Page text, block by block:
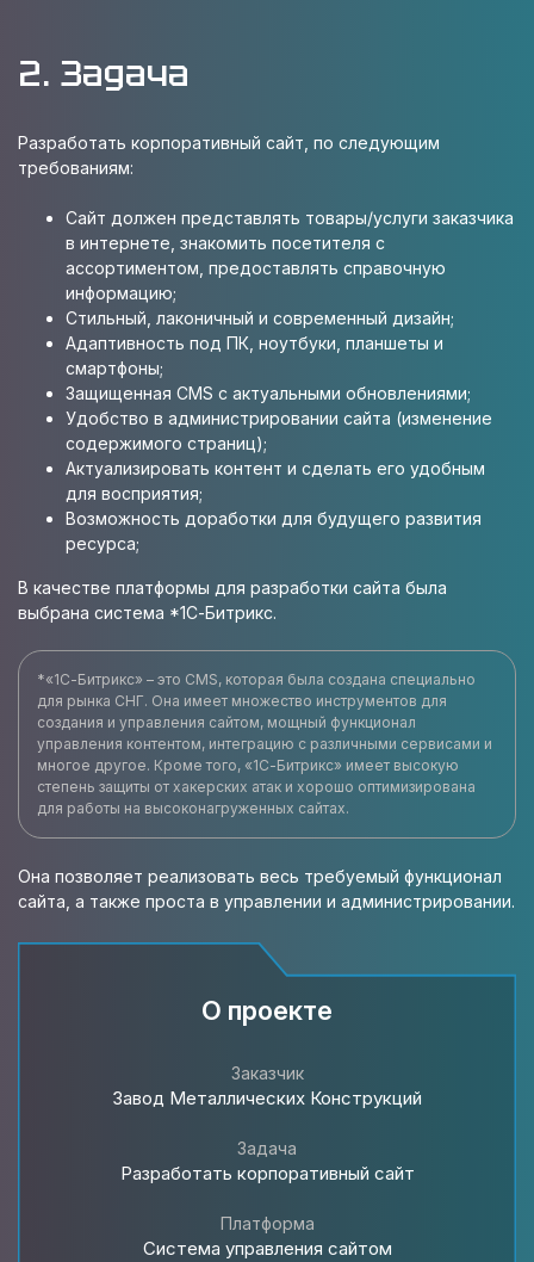
2. Задача
Разработать корпоративный сайт, по следующим
требованиям:
Сайт должен представлять товары/услуги заказчика
в интернете, знакомить посетителя с
ассортиментом, предоставлять справочную
информацию;
Стильный, лаконичный и современный дизайн;
Адаптивность под ПК, ноутбуки, планшеты и
смартфоны;
Защищенная CMS с актуальными обновлениями;
Удобство в администрировании сайта (изменение
содержимого страниц);
Актуализировать контент и сделать его удобным
для восприятия;
Возможность доработки для будущего развития
ресурса;
В качестве платформы для разработки сайта была
выбрана система *1С-Битрикс.
*«1С-Битрикс» – это CMS, которая была создана специально
для рынка СНГ. Она имеет множество инструментов для
создания и управления сайтом, мощный функционал
управления контентом, интеграцию с различными сервисами и
многое другое. Кроме того, «1С-Битрикс» имеет высокую
степень защиты от хакерских атак и хорошо оптимизирована
для работы на высоконагруженных сайтах.
Она позволяет реализовать весь требуемый функционал
сайта, а также проста в управлении и администрировании.
О проекте
Заказчик
Завод Металлических Конструкций
Задача
Разработать корпоративный сайт
Платформа
Система управления сайтом